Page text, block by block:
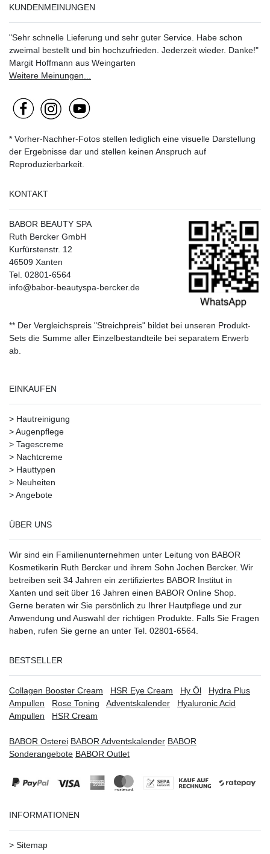
KUNDENMEINUNGEN
"Sehr schnelle Lieferung und sehr guter Service. Habe schon
zweimal bestellt und bin hochzufrieden. Jederzeit wieder. Danke!"
Margit Hoffmann aus Weingarten
Weitere Meinungen...
* Vorher-Nachher-Fotos stellen lediglich eine visuelle Darstellung
der Ergebnisse dar und stellen keinen Anspruch auf
Reproduzierbarkeit.
KONTAKT
BABOR BEAUTY SPA
Ruth Bercker GmbH
Kurfürstenstr. 12
46509 Xanten
Tel. 02801-6564
info@babor-beautyspa-bercker.de
** Der Vergleichspreis "Streichpreis" bildet bei unseren Produkt-
Sets die Summe aller Einzelbestandteile bei separatem Erwerb
ab.
EINKAUFEN
> Hautreinigung
>Augenpflege
> Tagescreme
> Nachtcreme
> Hauttypen
> Neuheiten
>Angebote
ÜBER UNS
Wir sind ein Familienunternehmen unter Leitung von BABOR
Kosmetikerin Ruth Bercker und ihrem Sohn Jochen Bercker. Wir
betreiben seit 34 Jahren ein zertifiziertes BABOR Institut in
Xanten und seit über 16 Jahren einen BABOR Online Shop.
Gerne beraten wir Sie persönlich zu Ihrer Hautpflege und zur
Anwendung und Auswahl der richtigen Produkte. Falls Sie Fragen
haben, rufen Sie gerne an unter Tel. 02801-6564.
BESTSELLER
Collagen Booster Cream HSR Eye Cream Hy Öl
Hydra Plus
Ampullen
Rose Toning Adventskalender
Hyaluronic Acid
Ampullen
HSR Cream
BABOR Osterei BABOR Adventskalender BABOR
Sonderangebote BABOR Outlet
INFORMATIONEN
> Sitemap